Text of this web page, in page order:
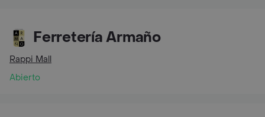
Ferretería Armaño
Rappi Mall
Abierto